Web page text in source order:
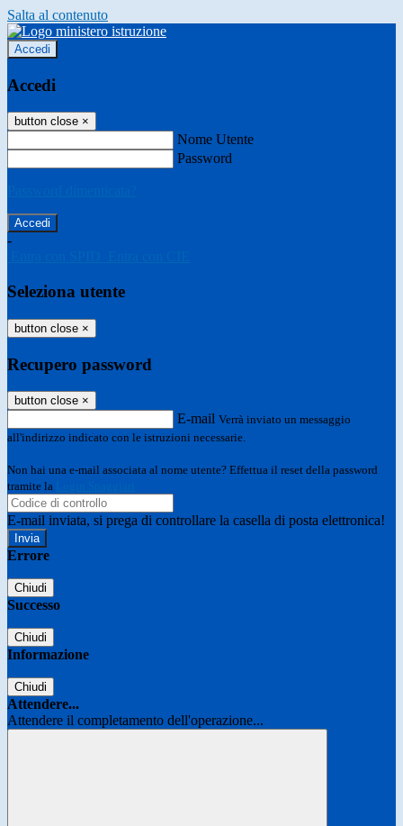
Salta al contenuto
Accedi
Accedi
button close ×
Nome Utente
Password
-
Seleziona utente
button close ×
Recupero password
button close ×
E-mail Verrà inviato un messaggio
all'indirizzo indicato con le istruzioni necessarie.
Non hai una e-mail associata al nome utente? Effettua il reset della password
tramite la
E-mail inviata, si prega di controllare la casella di posta elettronica!
Errore
Chiudi
Successo
Chiudi
Informazione
Chiudi
Attendere...
Attendere il completamento dell'operazione...